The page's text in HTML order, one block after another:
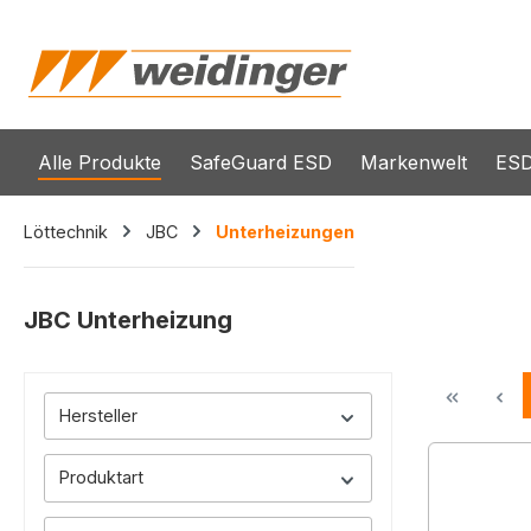
Alle Produkte SafeGuard ESD Markenwelt
Löttechnik JBC Unterheizungen
JBC Unterheizung
Hersteller
Produktart